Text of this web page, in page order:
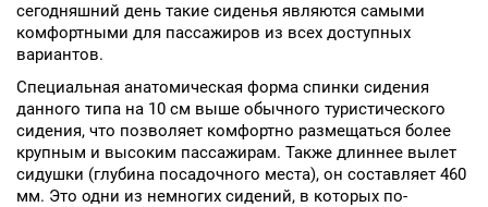
сегодняшний день такие сиденья являются самыми
комфортными для пассажиров из всех доступных
вариантов.
Специальная анатомическая форма спинки сидения
данного типа на 10 см выше обычного туристического
сидения, что позволяет комфортно размещаться более
крупным и высоким пассажирам. Также длиннее вылет
сидушки (глубина посадочного места), он составляет 460
мм. Это одни из немногих сидений, в которых по-